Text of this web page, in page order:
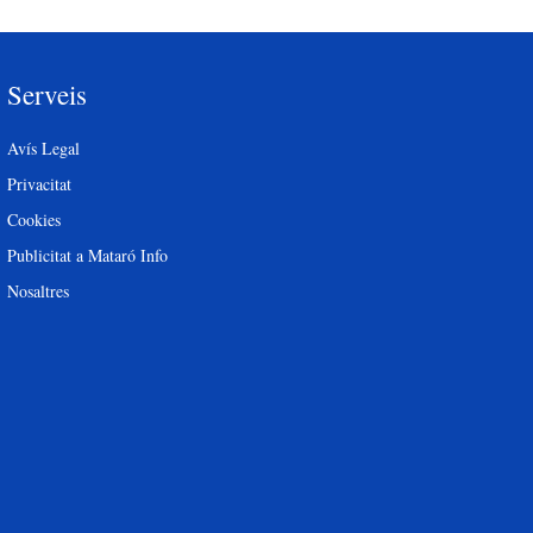
Serveis
Avís Legal
Privacitat
Cookies
Publicitat a Mataró Info
Nosaltres